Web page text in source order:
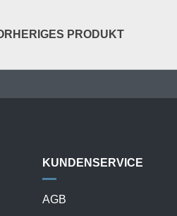
PRODUKT
KUNDENSERVICE
AGB